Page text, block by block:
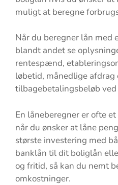
muligt at beregne
Når du beregner lån med
blandt andet se
rentespænd,
løbetid, månedlige afdrag
tilbagebetalingsbeløb
En låneberegner er ofte
når du ønsker at låne
største investering med
banklån til dit boliglån
og fritid, så kan du nemt
omkostninger.